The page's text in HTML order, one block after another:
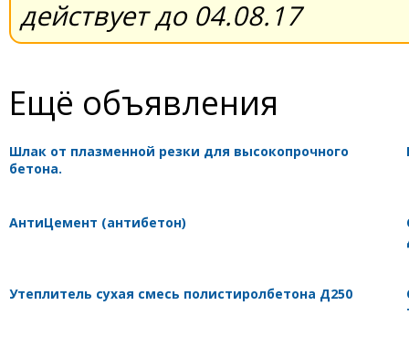
действует до 04.08.17
Ещё объявления
Шлак от плазменной резки для высокопрочного
бетона.
АнтиЦемент (антибетон)
Утеплитель сухая смесь полистиролбетона Д250